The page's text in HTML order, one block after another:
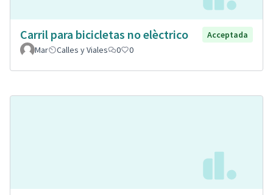
Carril para bicicletas no elèctrico
Acceptada
Mar
Calles y Viales 0 0